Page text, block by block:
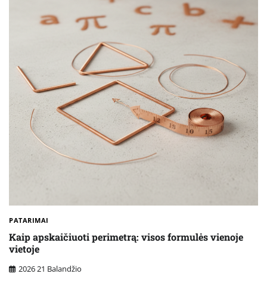
PATARIMAI
Kaip apskaičiuoti perimetrą: visos formulės vienoje
vietoje
2026 21 Balandžio